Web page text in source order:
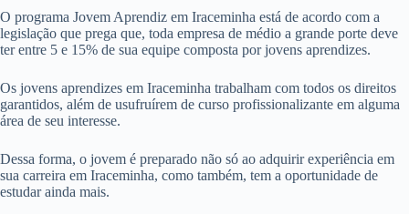
O programa Jovem Aprendiz em Iraceminha está de acordo com a
legislação que prega que, toda empresa de médio a grande porte deve
ter entre 5 e 15% de sua equipe composta por jovens aprendizes.
Os jovens aprendizes em Iraceminha trabalham com todos os direitos
garantidos, além de usufruírem de curso profissionalizante em alguma
área de seu interesse.
Dessa forma, o jovem é preparado não só ao adquirir experiência em
sua carreira em Iraceminha, como também, tem a oportunidade de
estudar ainda mais.